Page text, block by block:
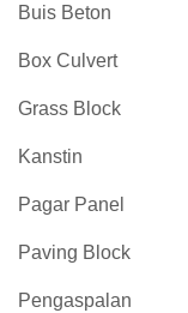
Buis Beton
Box Culvert
Grass Block
Kanstin
Pagar Panel
Paving Block
Pengaspalan